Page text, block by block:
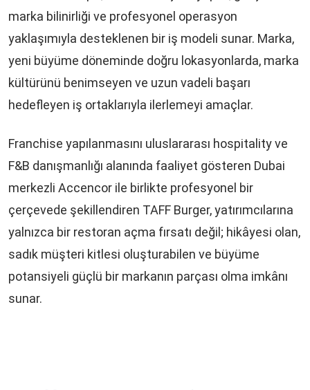
marka bilinirliği ve profesyonel operasyon
yaklaşımıyla desteklenen bir iş modeli sunar. Marka,
yeni büyüme döneminde doğru lokasyonlarda, marka
kültürünü benimseyen ve uzun vadeli başarı
hedefleyen iş ortaklarıyla ilerlemeyi amaçlar.
Franchise yapılanmasını uluslararası hospitality ve
F&B danışmanlığı alanında faaliyet gösteren Dubai
merkezli Accencor ile birlikte profesyonel bir
çerçevede şekillendiren TAFF Burger, yatırımcılarına
yalnızca bir restoran açma fırsatı değil; hikâyesi olan,
sadık müşteri kitlesi oluşturabilen ve büyüme
potansiyeli güçlü bir markanın parçası olma imkânı
sunar.